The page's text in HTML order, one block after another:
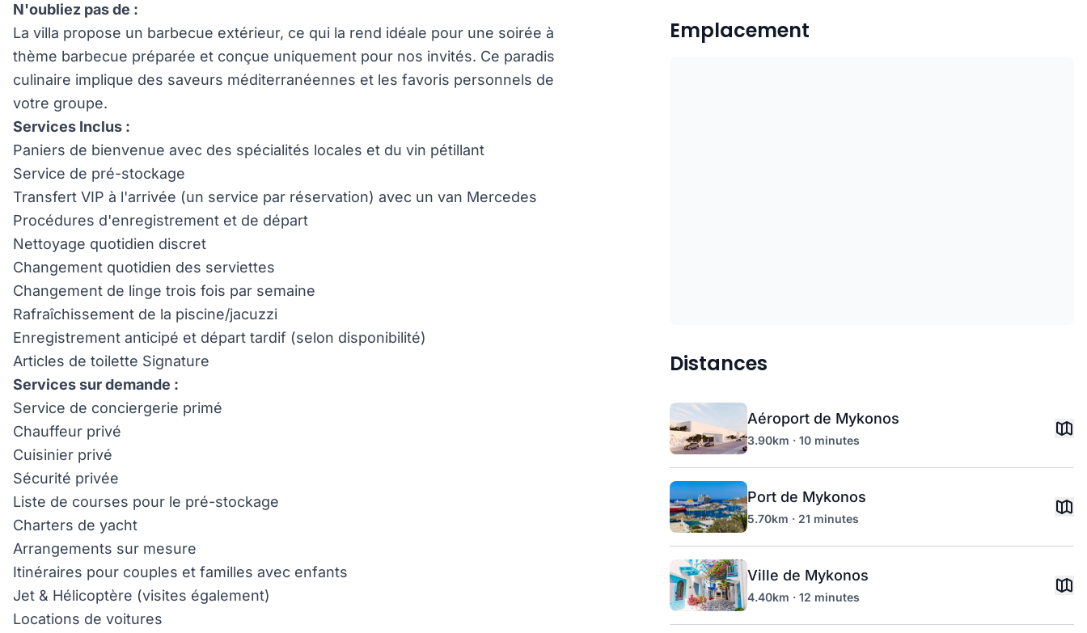
N'oubliez pas de :
La villa propose un barbecue extérieur, ce qui la rend idéale pour une soirée à
thème barbecue préparée et conçue uniquement pour nos invités. Ce paradis
culinaire implique des saveurs méditerranéennes et les favoris personnels de
votre groupe.
Services Inclus :
Paniers de bienvenue avec des spécialités locales et du vin pétillant
Service de pré-stockage
Transfert VIP à l'arrivée (un service par réservation) avec un van Mercedes
Procédures d'enregistrement et de départ
Nettoyage quotidien discret
Changement quotidien des serviettes
Changement de linge trois fois par semaine
Rafraîchissement de la piscine/jacuzzi
Enregistrement anticipé et départ tardif (selon disponibilité)
Articles de toilette Signature
Services sur demande :
Service de conciergerie primé
Chauffeur privé
Cuisinier privé
Sécurité privée
Liste de courses pour le pré-stockage
Charters de yacht
Arrangements sur mesure
Itinéraires pour couples et familles avec enfants
Jet & Hélicoptère (visites également)
Locations de voitures
Emplacement
Distances
Aéroport de Mykonos
3.90km · 10 minutes
Port de Mykonos
5.70km · 21 minutes
Ville de Mykonos
4.40km · 12 minutes